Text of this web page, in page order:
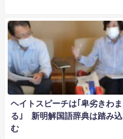
ヘイトスピーチは｢卑劣きわま
る｣ 新明解国語辞典は踏み込
む